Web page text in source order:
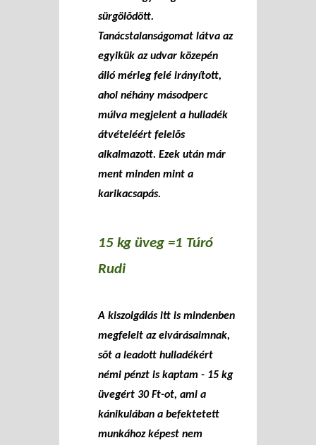
sürgölõdött.
Tanácstalanságomat látva az
egyikük az udvar közepén
álló mérleg felé irányított,
ahol néhány másodperc
múlva megjelent a hulladék
átvételéért felelõs
alkalmazott. Ezek után már
ment minden mint a
karikacsapás.
15 kg üveg =1 Túró
Rudi
A kiszolgálás itt is mindenben
megfelelt az elvárásaimnak,
sõt a leadott hulladékért
némi pénzt is kaptam - 15 kg
üvegért 30 Ft-ot, ami a
kánikulában a befektetett
munkához képest nem